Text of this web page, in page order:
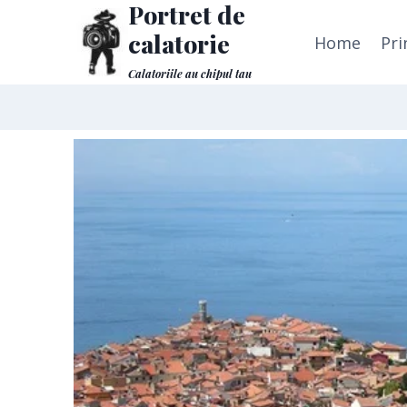
Portret de
calatorie
Calatoriile au chipul tau
Home